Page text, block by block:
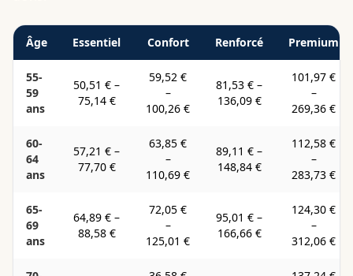
Âge Essentiel Confort Renforcé Premium
55-
59
ans
50,51 € –
75,14 €
59,52 €
–
100,26 €
81,53 € –
136,09 €
101,97 €
–
269,36 €
60-
64
ans
57,21 € –
77,70 €
63,85 €
–
110,69 €
89,11 € –
148,84 €
112,58 €
–
283,73 €
65-
69
ans
64,89 € –
88,58 €
72,05 €
–
125,01 €
95,01 € –
166,66 €
124,30 €
–
312,06 €